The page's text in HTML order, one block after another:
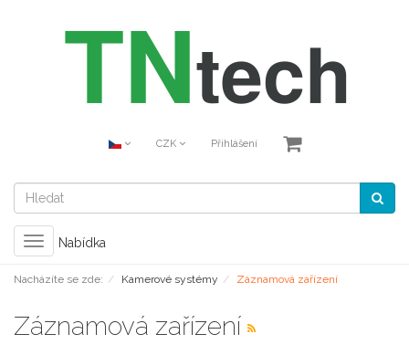
CZK Přihlášení
Toggle
navigation
Nabídka
Nacházíte se zde: Kamerové systémy Záznamová zařízení
Záznamová zařízení